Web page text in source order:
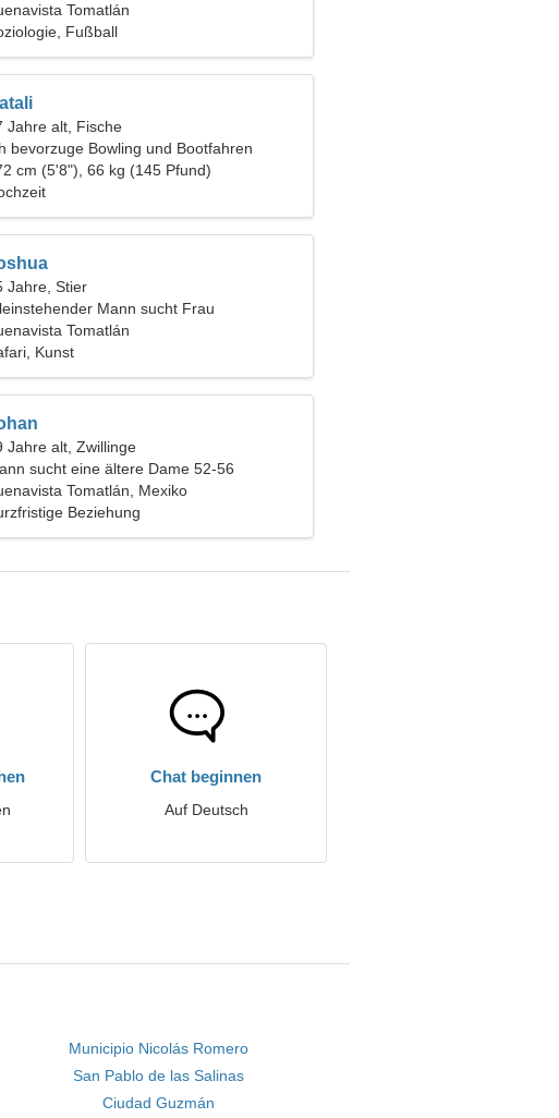
Tomatlán
Fußball
Jahre alt, Fische
bevorzuge Bowling und Bootfahren
cm (5'8"), 66 kg (145 Pfund)
Jahre, Stier
Mann sucht Frau
Tomatlán
Kunst
Jahre alt, Zwillinge
sucht eine ältere Dame 52-56
Tomatlán, Mexiko
Beziehung
Chat beginnen
Auf Deutsch
Municipio Nicolás Romero
San Pablo de las Salinas
Ciudad Guzmán